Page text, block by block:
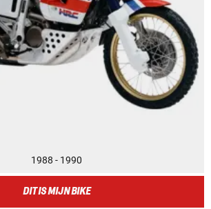
1988 - 1990
DIT IS MIJN BIKE